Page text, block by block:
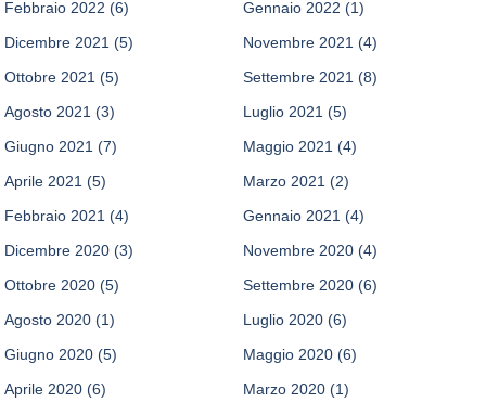
Febbraio 2022 (6) Gennaio 2022 (1)
Dicembre 2021 (5) Novembre 2021 (4)
Ottobre 2021 (5) Settembre 2021 (8)
Agosto 2021 (3) Luglio 2021 (5)
Giugno 2021 (7) Maggio 2021 (4)
Aprile 2021 (5) Marzo 2021 (2)
Febbraio 2021 (4) Gennaio 2021 (4)
Dicembre 2020 (3) Novembre 2020 (4)
Ottobre 2020 (5) Settembre 2020 (6)
Agosto 2020 (1) Luglio 2020 (6)
Giugno 2020 (5) Maggio 2020 (6)
Aprile 2020 (6) Marzo 2020 (1)